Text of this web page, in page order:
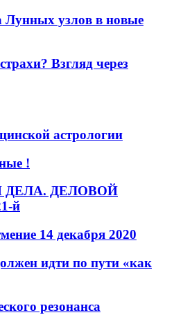
Лунных узлов в новые
Взгляд через
астрологии
!
ДЕЛОВОЙ
й
14 декабря 2020
идти по пути «как
резонанса